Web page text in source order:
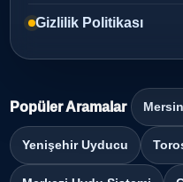
Gizlilik Politikası
Popüler Aramalar
Yenişehir Uyducu